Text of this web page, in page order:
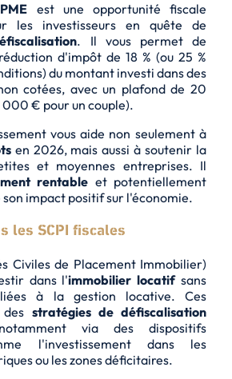
est une opportunité fiscale
les investisseurs en quête de
. Il vous permet de
d'impôt de 18 % (ou 25 %
du montant investi dans des
cotées, avec un plafond de 20
€ pour un couple).
vous aide non seulement à
en 2026, mais aussi àsoutenir la
et moyennes entreprises. Il
rentable et potentiellement
son impact positif sur l'économie.
les SCPI fiscales
Civiles de Placement Immobilier)
dans l'immobilier locatifsans
liées à la gestion locative. Ces
stratégies de défiscalisation
via des dispositifs
l'investissement dans les
ou les zones déficitaires.